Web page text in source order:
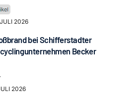
2026
bei Schifferstadter
Becker
2026